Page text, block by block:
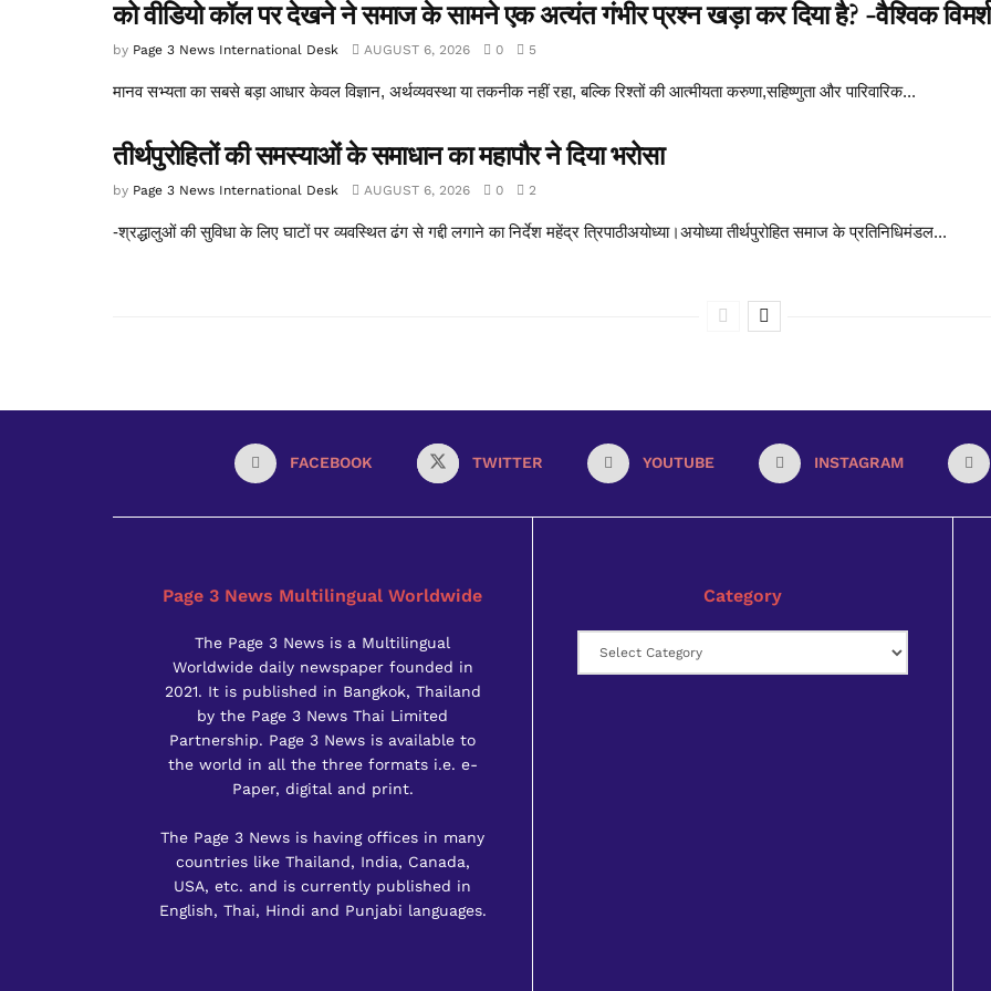
को वीडियो कॉल पर देखने ने समाज के सामने एक अत्यंत गंभीर प्रश्न खड़ा कर दिया है? -वैश्विक विमर्श
by Page 3 News International Desk AUGUST 6, 2026 0 5
मानव सभ्यता का सबसे बड़ा आधार केवल विज्ञान, अर्थव्यवस्था या तकनीक नहीं रहा, बल्कि रिश्तों की आत्मीयता करुणा,सहिष्णुता और पारिवारिक...
तीर्थपुरोहितों की समस्याओं के समाधान का महापौर ने दिया भरोसा
by Page 3 News International Desk AUGUST 6, 2026 0 2
-श्रद्धालुओं की सुविधा के लिए घाटों पर व्यवस्थित ढंग से गद्दी लगाने का निर्देश महेंद्र त्रिपाठीअयोध्या।अयोध्या तीर्थपुरोहित समाज के प्रतिनिधिमंडल...
FACEBOOK TWITTER YOUTUBE INSTAGRAM
Page 3 News Multilingual Worldwide
The Page 3 News is a Multilingual
Worldwide daily newspaper founded in
2021. It is published in Bangkok, Thailand
by the Page 3 News Thai Limited
Partnership. Page 3 News is available to
the world in all the three formats i.e. e-
Paper, digital and print.
The Page 3 News is having offices in many
countries like Thailand, India, Canada,
USA, etc. and is currently published in
English, Thai, Hindi and Punjabi languages.
Category